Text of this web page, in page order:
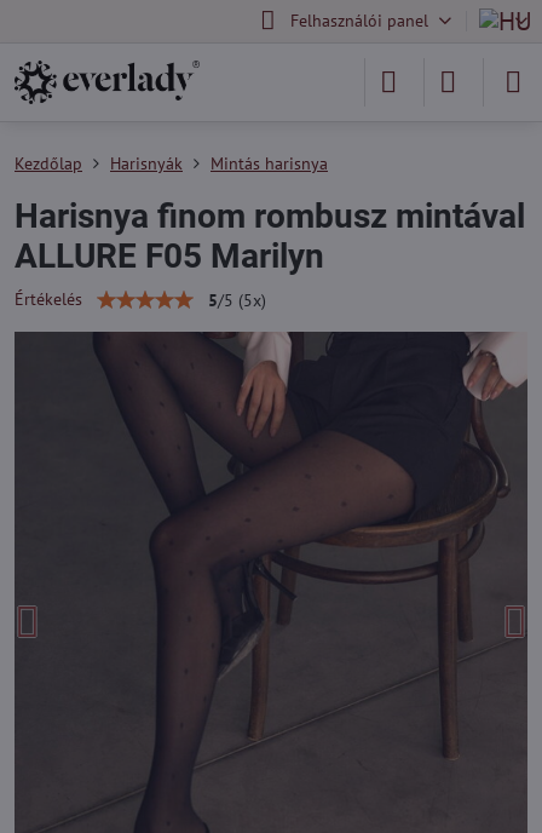
Felhasználói panel
Kezdőlap Harisnyák Mintás harisnya
Harisnya finom rombusz mintával
ALLURE F05 Marilyn
Értékelés 5/5 (5x)